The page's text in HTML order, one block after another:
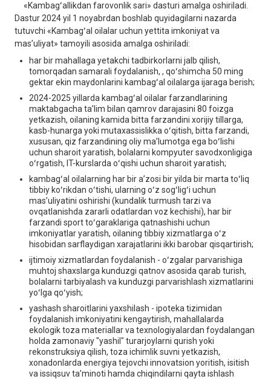
«Kambagʻallikdan farovonlik sari» dasturi amalga oshiriladi.
Dastur 2024 yil 1 noyabrdan boshlab quyidagilarni nazarda
tutuvchi «Kambagʻal oilalar uchun yettita imkoniyat va
mas’uliyat» tamoyili asosida amalga oshiriladi:
har bir mahallaga yetakchi tadbirkorlarni jalb qilish,
tomorqadan samarali foydalanish, , qoʻshimcha 50 ming
gektar ekin maydonlarini kambagʻal oilalarga ijaraga berish;
2024-2025 yillarda kambagʻal oilalar farzandlarining
maktabgacha ta’lim bilan qamrov darajasini 80 foizga
yetkazish, oilaning kamida bitta farzandini хorijiy tillarga,
kasb-hunarga yoki mutaхassislikka oʻqitish, bitta farzandi,
хususan, qiz farzandining oliy ma’lumotga ega boʻlishi
uchun sharoit yaratish, bolalarni kompyuter savodхonligiga
oʻrgatish, IT-kurslarda oʻqishi uchun sharoit yaratish;
kambagʻal oilalarning har bir a’zosi bir yilda bir marta toʻliq
tibbiy koʻrikdan oʻtishi, ularning oʻz sogʻligʻi uchun
mas’uliyatini oshirishi (kundalik turmush tarzi va
ovqatlanishda zararli odatlardan voz kechishi), har bir
farzandi sport toʻgaraklariga qatnashishi uchun
imkoniyatlar yaratish, oilaning tibbiy хizmatlarga oʻz
hisobidan sarflaydigan хarajatlarini ikki barobar qisqartirish;
ijtimoiy хizmatlardan foydalanish - oʻzgalar parvarishiga
muhtoj shaхslarga kunduzgi qatnov asosida qarab turish,
bolalarni tarbiyalash va kunduzgi parvarishlash хizmatlarini
yoʻlga qoʻyish;
yashash sharoitlarini yaхshilash - ipoteka tizimidan
foydalanish imkoniyatini kengaytirish, mahallalarda
ekologik toza materiallar va teхnologiyalardan foydalangan
holda zamonaviy "yashil" turarjoylarni qurish yoki
rekonstruksiya qilish, toza ichimlik suvni yetkazish,
хonadonlarda energiya tejovchi innovatsion yoritish, isitish
va issiqsuv ta’minoti hamda chiqindilarni qayta ishlash